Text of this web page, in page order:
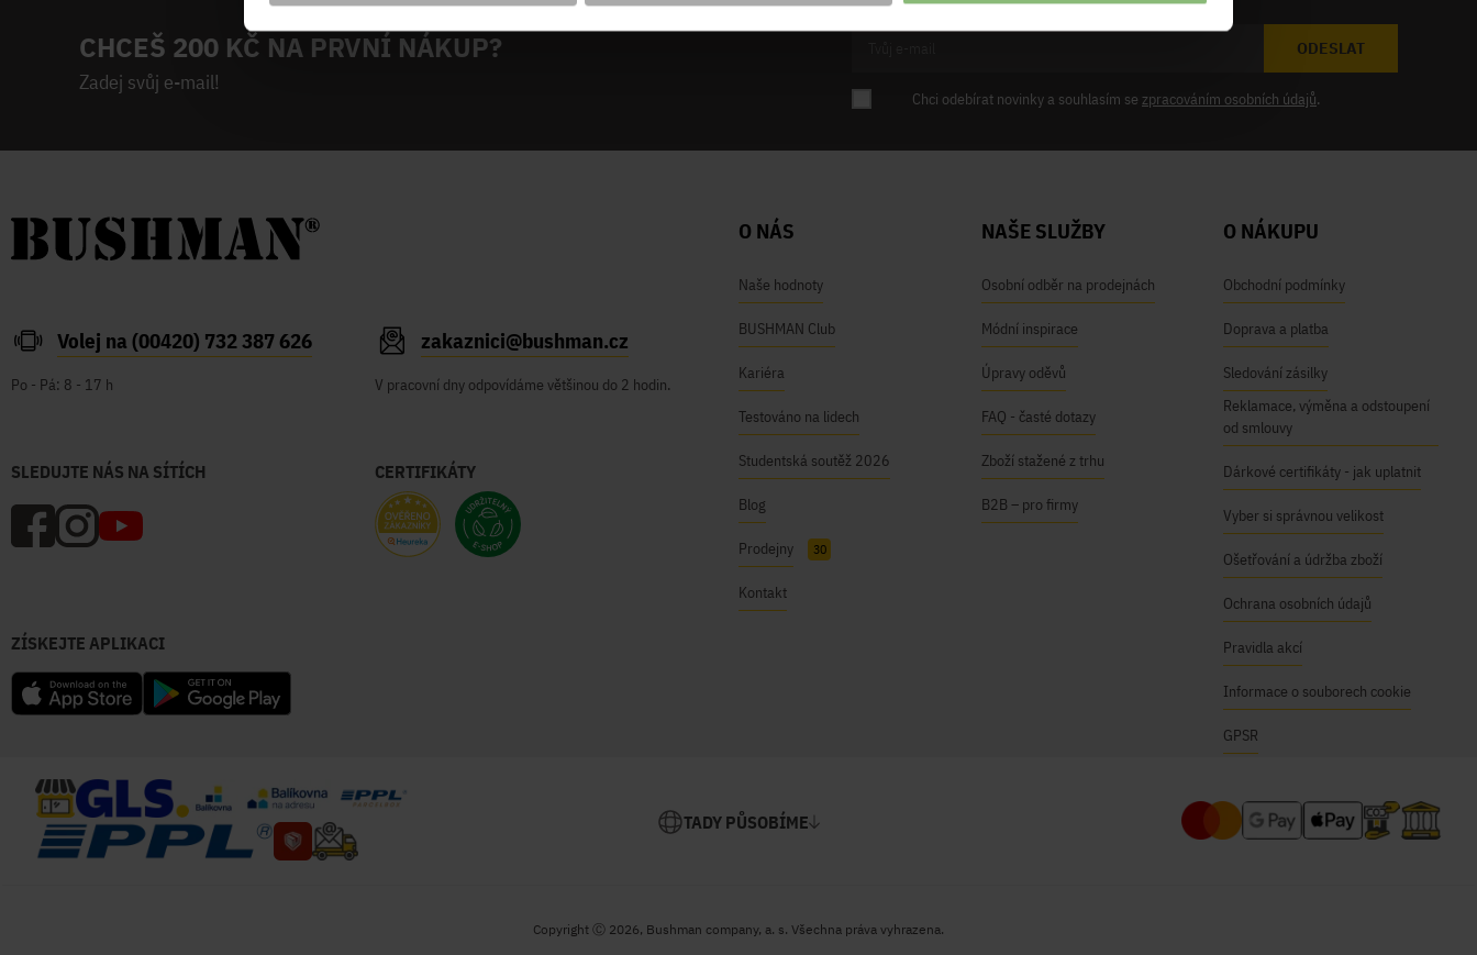
CHCEŠ 200 KČ NA PRVNÍ NÁKUP?
Zadej svůj e-mail!
ODESLAT
Chci odebírat novinky a souhlasím se zpracováním osobních údajů.
Volej na (00420) 732 387 626
Po - Pá: 8 - 17 h
zakaznici@bushman.cz
V pracovní dny odpovídáme většinou do 2 hodin.
SLEDUJTE NÁS NA SÍTÍCH CERTIFIKÁTY
ZÍSKEJTE APLIKACI
O NÁS
Naše hodnoty
BUSHMAN Club
Kariéra
Testováno na lidech
Studentská soutěž 2026
Blog
Prodejny 30
Kontakt
NAŠE SLUŽBY
Osobní odběr na prodejnách
Módní inspirace
Úpravy oděvů
FAQ - časté dotazy
Zboží stažené z trhu
B2B – pro firmy
O NÁKUPU
Obchodní podmínky
Doprava a platba
Sledování zásilky
Reklamace, výměna a odstoupení
od smlouvy
Dárkové certifikáty - jak uplatnit
Vyber si správnou velikost
Ošetřování a údržba zboží
Ochrana osobních údajů
Pravidla akcí
Informace o souborech cookie
GPSR
TADY PŮSOBÍME
Copyright Ⓒ 2026, Bushman company, a. s. Všechna práva vyhrazena.